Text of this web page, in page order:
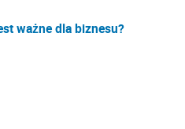
ważne dla biznesu?